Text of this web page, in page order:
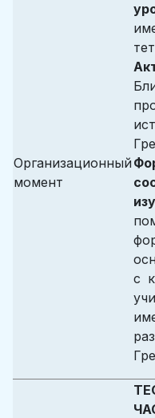
Организационный
момент
с